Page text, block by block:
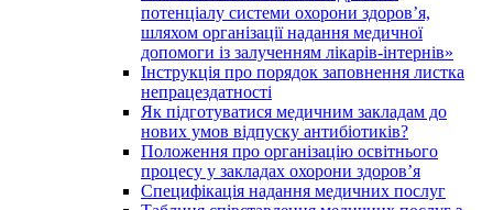
потенціалу системи охорони здоров’я,
шляхом організації надання медичної
допомоги із залученням лікарів-інтернів»
Інструкція про порядок заповнення листка
непрацездатності
Як підготуватися медичним закладам до
нових умов відпуску антибіотиків?
Положення про організацію освітнього
процесу у закладах охорони здоров’я
Специфікація надання медичних послуг